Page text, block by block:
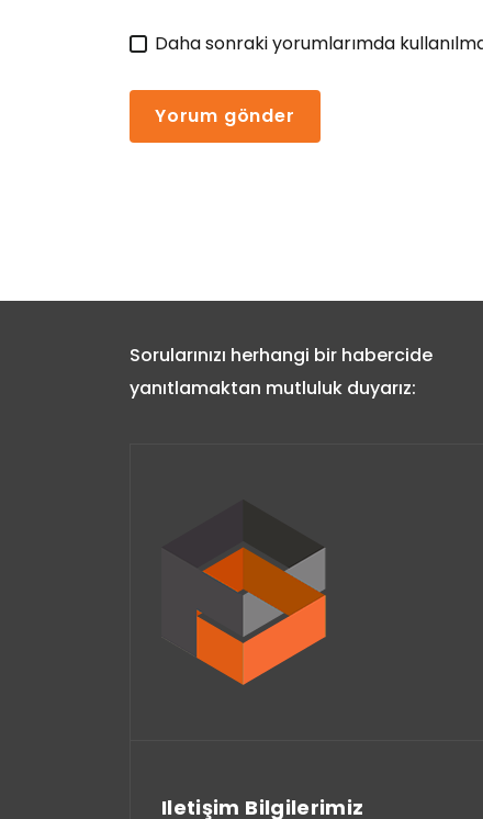
Daha sonraki yorumlarımda
Sorularınızı herhangi bir habercide
yanıtlamaktan mutluluk duyarız:
Iletişim Bilgilerimiz